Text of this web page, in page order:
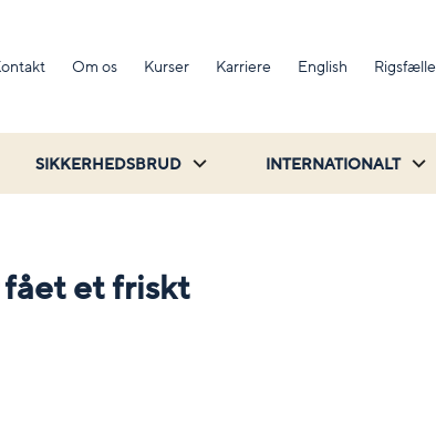
Om os Kurser Karriere English
SIKKERHEDSBRUD INTERNATIONALT
fået et friskt